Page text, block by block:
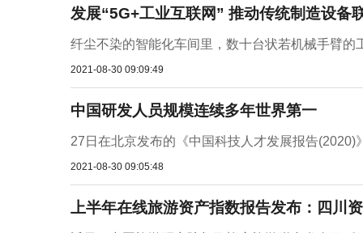
发展“5G+工业互联网” 推动传统制造设备
纤尘不染的智能化车间里，数十台状若机械手臂
2021-08-30 09:09:49
中国研发人员规模连续多年世界第一
27日在北京发布的《中国科技人才发展报告
2021-08-30 09:05:48
上半年在线旅游资产指数报告发布：四川